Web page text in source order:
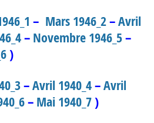
– Mars 1946_2–Avril
– Novembre 1946_5–
)
–Avril 1940_4–Avril
– Mai 1940_7)